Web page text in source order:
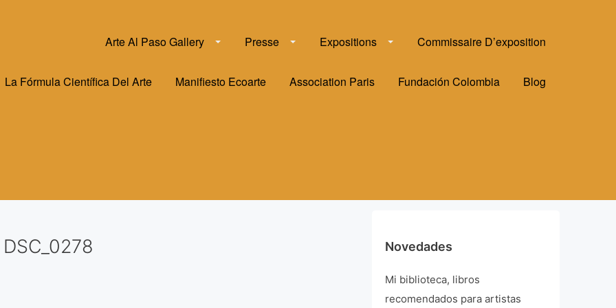
Arte Al Paso Gallery Presse Expositions Commissaire D’exposition
La Fórmula Científica Del Arte Manifiesto Ecoarte Association Paris Fundación Colombia Blog
DSC_0278 Novedades
Mi biblioteca, libros
recomendados para artistas